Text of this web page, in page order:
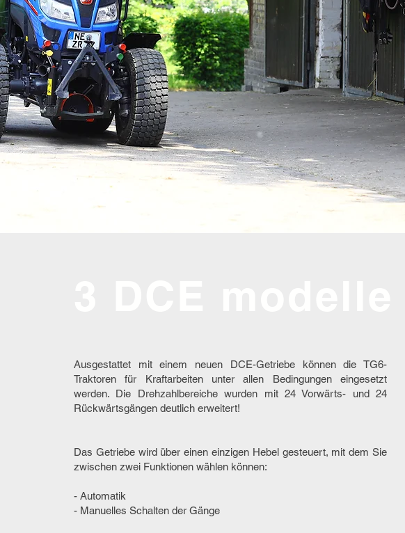
Ausgestattet mit einem neuen DCE-Getriebe können die TG6-
Traktoren für Kraftarbeiten unter allen Bedingungen eingesetzt
werden. Die Drehzahlbereiche wurden mit 24 Vorwärts- und 24
Rückwärtsgängen deutlich erweitert!
Das Getriebe wird über einen einzigen Hebel gesteuert, mit dem Sie
zwischen zwei Funktionen wählen können:
- Automatik
- Manuelles Schalten der Gänge